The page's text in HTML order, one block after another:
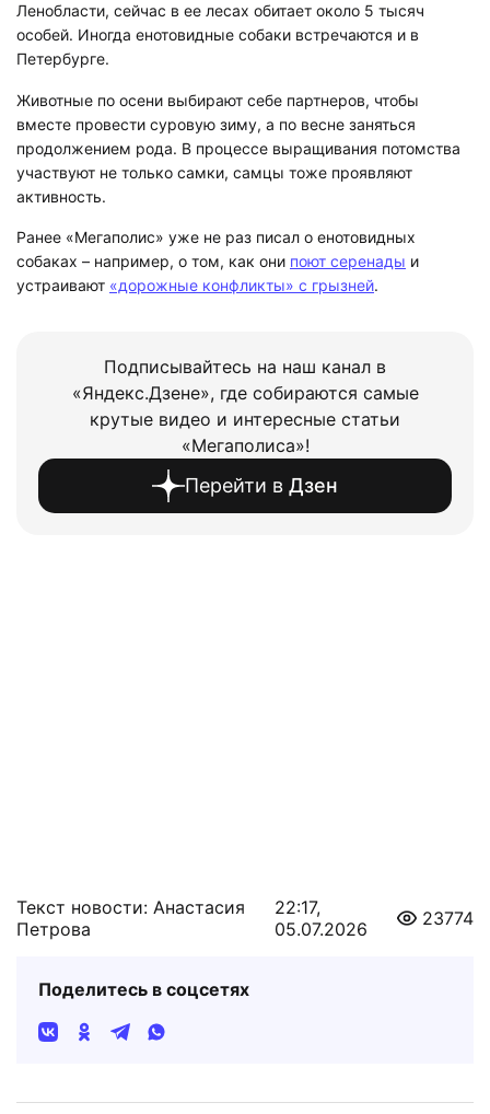
Ленобласти, сейчас в ее лесах обитает около 5 тысяч
особей. Иногда енотовидные собаки встречаются и в
Петербурге.
Животные по осени выбирают себе партнеров, чтобы
вместе провести суровую зиму, а по весне заняться
продолжением рода. В процессе выращивания потомства
участвуют не только самки, самцы тоже проявляют
активность.
Ранее «Мегаполис» уже не раз писал о енотовидных
собаках – например, о том, как они поют серенады и
устраивают «дорожные конфликты» с грызней.
Подписывайтесь на наш канал в
«Яндекс.Дзене», где собираются самые
крутые видео и интересные статьи
«Мегаполиса»!
Перейти в Дзен
Текст новости: Анастасия
Петрова
22:17,
05.07.2026
23774
Поделитесь в соцсетях